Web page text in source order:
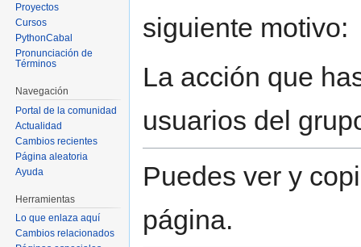
navegación
búsqueda
siguiente motivo:
La acción que
usuarios del
Puedes ver y
página.
Proyectos
Cursos
PythonCabal
Pronunciación de
Términos
Navegación
Portal de la comunidad
Actualidad
Cambios recientes
Página aleatoria
Ayuda
Herramientas
Lo que enlaza aquí
Cambios relacionados